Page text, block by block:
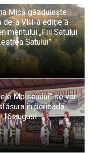
Mică găzduiește
de-a VIII-a ediție a
„Fiii Satului
Satului”
Moiseiului” se vor
în perioada
august